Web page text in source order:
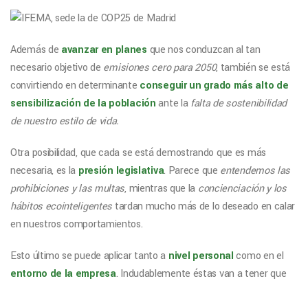
Además de avanzar en planes que nos conduzcan al tan
necesario objetivo de emisiones cero para 2050, también se está
convirtiendo en determinante conseguir un grado más alto de
sensibilización de la poblaciónante lafalta de sostenibilidad
de nuestro estilo de vida.
Otra posibilidad, que cada se está demostrando que es más
necesaria, es la presión legislativa. Parece que entendemos las
prohibiciones y las multas, mientras que la concienciación y los
hábitos ecointeligentes tardan mucho más de lo deseado en calar
en nuestros comportamientos.
Esto último se puede aplicar tanto a nivel personalcomo en el
entorno de la empresa. Indudablemente éstas van a tener que